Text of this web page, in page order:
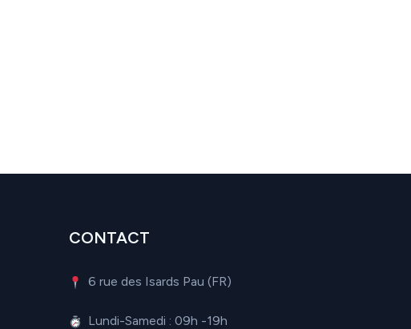
CONTACT
6 rue des Isards Pau (FR)
Lundi-Samedi : 09h -19h